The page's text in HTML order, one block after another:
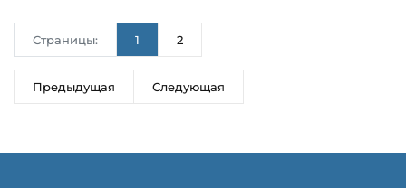
Страницы: 1 2
Предыдущая Следующая